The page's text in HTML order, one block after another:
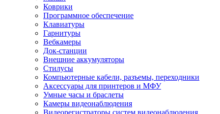
Коврики
Программное обеспечение
Клавиатуры
Гарнитуры
Вебкамеры
Док-станции
Внешние аккумуляторы
Стилусы
Компьютерные кабели, разъемы, переходники
Аксессуары для принтеров и МФУ
Умные часы и браслеты
Камеры видеонаблюдения
Видеорегистраторы систем видеонаблюдения